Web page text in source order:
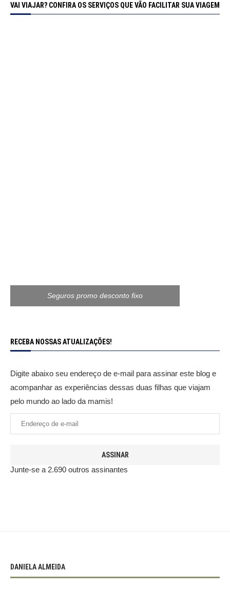
VAI VIAJAR? CONFIRA OS SERVIÇOS QUE VÃO FACILITAR SUA VIAGEM
Seguros promo desconto fixo
RECEBA NOSSAS ATUALIZAÇÕES!
Digite abaixo seu endereço de e-mail para assinar este blog e
acompanhar as experiências dessas duas filhas que viajam
pelo mundo ao lado da mamis!
ASSINAR
Junte-se a 2.690 outros assinantes
DANIELA ALMEIDA